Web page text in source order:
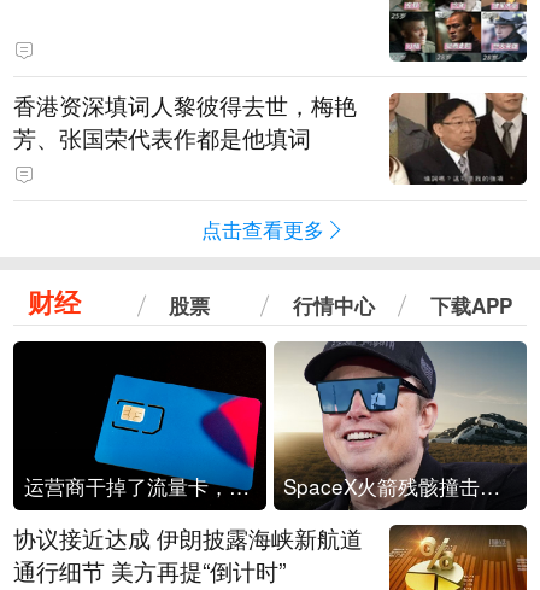
香港资深填词人黎彼得去世，梅艳
芳、张国荣代表作都是他填词
点击查看更多
财经 股票 行情中心 下载APP
运营商干掉了流量卡，他们真的玩不起了 SpaceX火箭残骸撞击月球
协议接近达成 伊朗披露海峡新航道
通行细节 美方再提“倒计时”